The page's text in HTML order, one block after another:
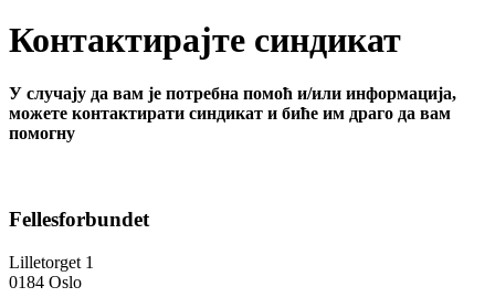
Контактирајте синдикат
У случају да вам је потребна помоћ и/или информација,
можете контактирати синдикат и биће им драго да вам
помогну
Fellesforbundet
Lilletorget 1
0184 Oslo